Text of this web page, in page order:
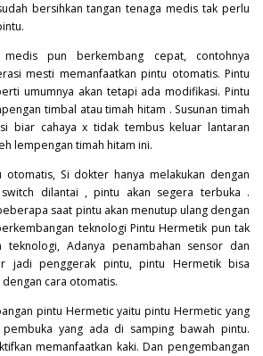
bersihkan tangan tenaga medis tak perlu
medis pun berkembang cepat, contohnya
mesti memanfaatkan pintu otomatis. Pintu
umumnya akan tetapi ada modifikasi. Pintu
timbal atau timah hitam . Susunan timah
biar cahaya x tidak tembus keluar lantaran
lempengan timah hitam ini.
otomatis, Si dokter hanya melakukan dengan
dilantai , pintu akan segera terbuka .
saat pintu akan menutup ulang dengan
teknologi Pintu Hermetik pun tak
Adanya penambahan sensor dan
jadi penggerak pintu, pintu Hermetik bisa
cara otomatis.
pintu Hermetic yaitu pintu Hermetic yang
pembuka yang ada di samping bawah pintu.
memanfaatkan kaki. Dan pengembangan